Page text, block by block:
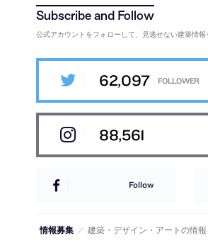
公式アカウントをフォローして、見逃せない建築情報
62,097
88,561
Follow
情報募集 ／ 建築・デザイン・アートの情報